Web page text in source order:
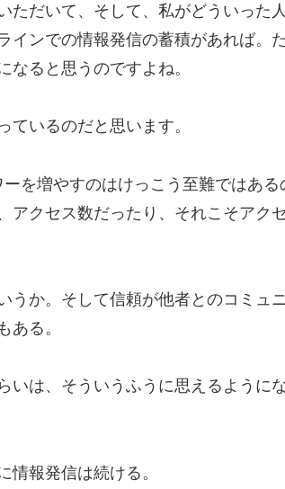
だいて、そして、私がどういった
インでの情報発信の蓄積があれば。
ると思うのですよね。
いるのだと思います。
を増やすのはけっこう至難ではある
アクセス数だったり、それこそアク
うか。そして信頼が他者とのコミュ
ある。
いは、そういうふうに思えるように
情報発信は続ける。